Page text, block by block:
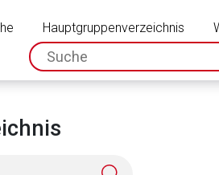
Hauptgruppenverzeichnis
spc.search.input.placeholder